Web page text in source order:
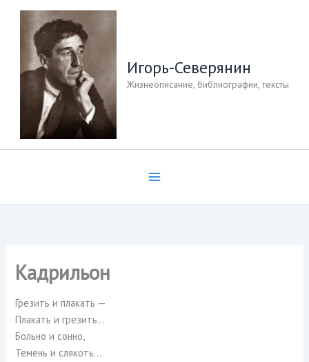
Перейти
содержимому
Игорь-Северянин
Жизнеописание, библиографии, тексты
Кадрильон
Грезить и плакать —
Плакать и грезить…
Больно и сонно,
Темень и слякоть…